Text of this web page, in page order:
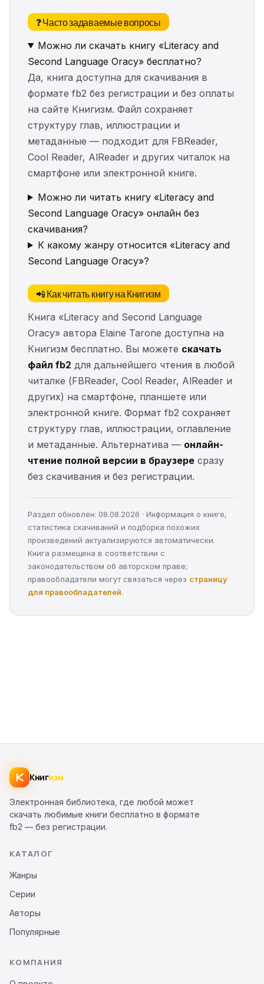
❓ Часто задаваемые вопросы
Можно ли скачать книгу «Literacy and
Second Language Oracy» бесплатно?
Да, книга доступна для скачивания в
формате fb2 без регистрации и без оплаты
на сайте Книгизм. Файл сохраняет
структуру глав, иллюстрации и
метаданные — подходит для FBReader,
Cool Reader, AlReader и других читалок на
смартфоне или электронной книге.
Можно ли читать книгу «Literacy and
Second Language Oracy» онлайн без
скачивания?
К какому жанру относится «Literacy and
Second Language Oracy»?
📲 Как читать книгу на Книгизм
Книга «Literacy and Second Language
Oracy» автора Elaine Tarone доступна на
Книгизм бесплатно. Вы можете скачать
файл fb2 для дальнейшего чтения в любой
читалке (FBReader, Cool Reader, AlReader и
других) на смартфоне, планшете или
электронной книге. Формат fb2 сохраняет
структуру глав, иллюстрации, оглавление
и метаданные. Альтернатива — онлайн-
чтение полной версии в браузере сразу
без скачивания и без регистрации.
Раздел обновлён: 08.08.2026 · Информация о книге,
статистика скачиваний и подборка похожих
произведений актуализируются автоматически.
Книга размещена в соответствии с
законодательством об авторском праве;
правообладатели могут связаться через страницу
для правообладателей.
Книгизм
Электронная библиотека, где любой может
скачать любимые книги бесплатно в формате
fb2 — без регистрации.
КАТАЛОГ
Жанры
Серии
Авторы
Популярные
КОМПАНИЯ